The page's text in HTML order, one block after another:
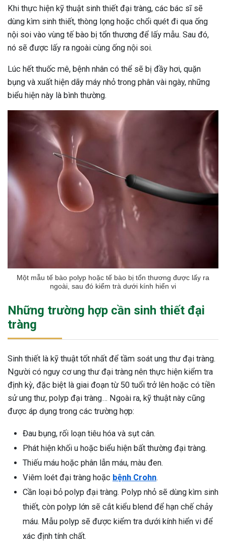
Sau Sinh Có Tự Khỏi
Thông Tin Cần Biết
sau sinh là tình trạng viêm da
phổ biến, khiến đôi bàn tay,
của chị em trở nên khô...
Khi thực hiện kỹ thuật sinh thiết đại tràng, các bác sĩ sẽ
dùng kìm sinh thiết, thòng lọng hoặc chổi quét đi qua ống
nội soi vào vùng tế bào bị tổn thương để lấy mẫu. Sau đó,
nó sẽ được lấy ra ngoài cùng ống nội soi.
Lúc hết thuốc mê, bệnh nhân có thể sẽ bị đầy hơi, quặn
bụng và xuất hiện dãy máy nhỏ trong phân vài ngày, những
biểu hiện này là bình thường.
Một mẫu tế bào polyp hoặc tế bào bị tổn thương được lấy ra
ngoài, sau đó kiểm trà dưới kính hiển vi
Những trường hợp cần sinh thiết đại
tràng
Sinh thiết là kỹ thuật tốt nhất để tầm soát ung thư đại tràng.
Người có nguy cơ ung thư đại tràng nên thực hiện kiểm tra
định kỳ, đặc biệt là giai đoạn từ 50 tuổi trở lên hoặc có tiền
sử ung thư, polyp đại tràng… Ngoài ra, kỹ thuật này cũng
được áp dụng trong các trường hợp:
Đau bụng, rối loạn tiêu hóa và sụt cân.
Phát hiện khối u hoặc biểu hiện bất thường đại tràng.
Thiếu máu hoặc phân lẫn máu, màu đen.
Viêm loét đại tràng hoặc bệnh Crohn.
Cần loại bỏ polyp đại tràng. Polyp nhỏ sẽ dùng kìm sinh
thiết, còn polyp lớn sẽ cắt kiểu blend để hạn chế chảy
máu. Mẫu polyp sẽ được kiểm tra dưới kính hiển vi để
xác định tính chất.